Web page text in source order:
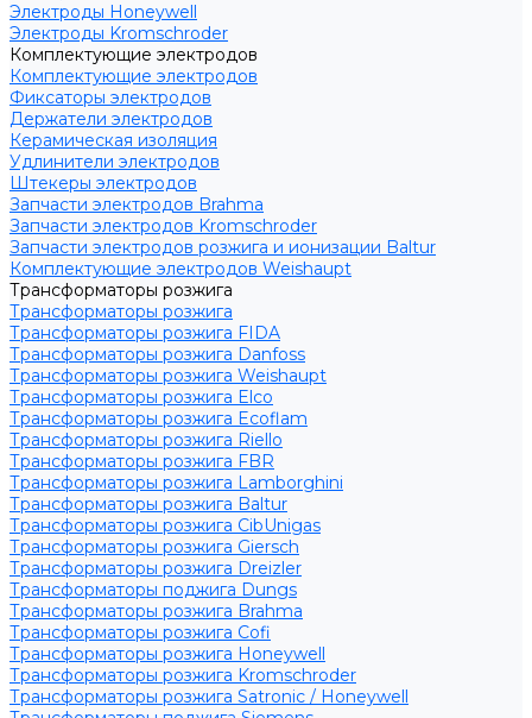
Электроды Honeywell
Электроды Kromschroder
Комплектующие электродов
Комплектующие электродов
Фиксаторы электродов
Держатели электродов
Керамическая изоляция
Удлинители электродов
Штекеры электродов
Запчасти электродов Brahma
Запчасти электродов Kromschroder
Запчасти электродов розжига и ионизации Baltur
Комплектующие электродов Weishaupt
Трансформаторы розжига
Трансформаторы розжига
Трансформаторы розжига FIDA
Трансформаторы розжига Danfoss
Трансформаторы розжига Weishaupt
Трансформаторы розжига Elco
Трансформаторы розжига Ecoflam
Трансформаторы розжига Riello
Трансформаторы розжига FBR
Трансформаторы розжига Lamborghini
Трансформаторы розжига Baltur
Трансформаторы розжига CibUnigas
Трансформаторы розжига Giersch
Трансформаторы розжига Dreizler
Трансформаторы поджига Dungs
Трансформаторы розжига Brahma
Трансформаторы розжига Cofi
Трансформаторы розжига Honeywell
Трансформаторы розжига Kromschroder
Трансформаторы розжига Satronic / Honeywell